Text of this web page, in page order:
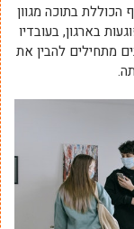
בתוכה מגוון
בארגון, בעובדיו
מתחילים להבין את